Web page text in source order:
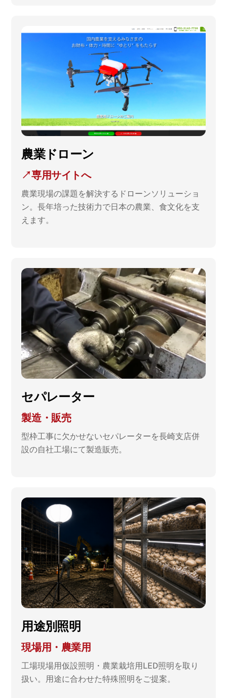
農業ドローン
↗専用サイトへ
農業現場の課題を解決するドローンソリューショ
ン。長年培った技術力で日本の農業、食文化を支
えます。
セパレーター
製造・販売
型枠工事に欠かせないセパレーターを長崎支店併
設の自社工場にて製造販売。
用途別照明
現場用・農業用
工場現場用仮設照明・農業栽培用LED照明を取り
扱い。用途に合わせた特殊照明をご提案。